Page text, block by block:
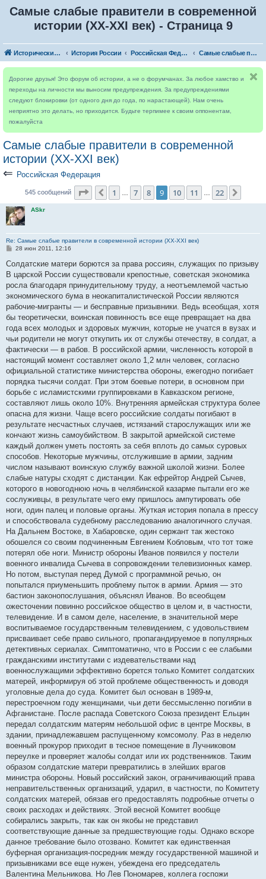
Самые слабые правители в современной
истории (XX-XXI век) - Страница 9
Исторический форум История России Российская Федерация Самые слабые правители в современной истории (XX-XXI век)
Дорогие друзья! Это форум об истории, а не о форумчанах. За любое хамство и
переходы на личности мы выносим предупреждения. За предупреждениями
следуют блокировки (от одного дня до года, по нарастающей). Нам очень
неприятно это делать, но приходится. Будьте терпимее к своим оппонентам,
пожалуйста
Самые слабые правители в современной
истории (XX-XXI век)
⇐ Российская Федерация
545 сообщений Страница из 22
Пред.
1 7 8 9 10 11 22
ASkr
Re: Самые слабые правители в современной истории (XX-XXI век)
С
о
щ
е
и
е
28 июн 2011, 12:16
Солдатские матери борются за права россиян, служащих по призыву
В царской России существовали крепостные, советская экономика
росла благодаря принудительному труду, а неотъемлемой частью
экономического бума в неокапиталистической России являются
рабочие-мигранты — и бесправные призывники. Ведь всеобщая, хотя
бы теоретически, воинская повинность все еще превращает на два
года всех молодых и здоровых мужчин, которые не учатся в вузах и
чьи родители не могут откупить их от службы отечеству, в солдат, а
фактически — в рабов. В российской армии, численность которой в
настоящий момент составляет около 1,2 млн человек, согласно
официальной статистике министерства обороны, ежегодно погибает
порядка тысячи солдат. При этом боевые потери, в основном при
борьбе с исламистскими группировками в Кавказском регионе,
составляют лишь около 10%. Внутренняя армейская структура более
опасна для жизни. Чаще всего российские солдаты погибают в
результате несчастных случаев, истязаний старослужащих или же
кончают жизнь самоубийством. В закрытой армейской системе
каждый должен уметь постоять за себя вплоть до самых суровых
способов. Некоторые мужчины, отслужившие в армии, задним
числом называют воинскую службу важной школой жизни. Более
слабые натуры сходят с дистанции. Как ефрейтор Андрей Сычев,
которого в новогоднюю ночь в челябинской казарме пытали его же
сослуживцы, в результате чего ему пришлось ампутировать обе
ноги, один палец и половые органы. Жуткая история попала в прессу
и способствовала судебному расследованию аналогичного случая.
На Дальнем Востоке, в Хабаровске, один сержант так жестоко
обошелся со своим подчиненным Евгением Кобловым, что тот тоже
потерял обе ноги. Министр обороны Иванов появился у постели
военного инвалида Сычева в сопровождении телевизионных камер.
Но потом, выступая перед Думой с программной речью, он
попытался приуменьшить проблему пыток в армии. Армия — это
бастион законопослушания, объяснял Иванов. Во всеобщем
ожесточении повинно российское общество в целом и, в частности,
телевидение. И в самом деле, население, в значительной мере
воспитываемое государственным телевидением, с удовольствием
присваивает себе право сильного, пропагандируемое в популярных
детективных сериалах. Симптоматично, что в России с ее слабыми
гражданскими институтами с издевательствами над
военнослужащими эффективно борется только Комитет солдатских
матерей, информируя об этой проблеме общественность и доводя
уголовные дела до суда. Комитет был основан в 1989-м,
перестроечном году женщинами, чьи дети бессмысленно погибли в
Афганистане. После распада Советского Союза президент Ельцин
передал солдатским матерям небольшой офис в центре Москвы, в
здании, принадлежавшем распущенному комсомолу. Раз в неделю
военный прокурор приходит в тесное помещение в Лучниковом
переулке и проверяет жалобы солдат или их родственников. Таким
образом солдатские матери превратились в злейших врагов
министра обороны. Новый российский закон, ограничивающий права
неправительственных организаций, ударил, в частности, по Комитету
солдатских матерей, обязав его предоставлять подробные отчеты о
своих расходах и действиях. Этой весной Комитет вообще
собирались закрыть, так как он якобы не представил
соответствующие данные за предшествующие годы. Однако вскоре
данное требование было отозвано. Комитет как единственная
буферная организация-посредник между государственной машиной и
призывниками все еще нужен, убеждена его председатель
Валентина Мельникова. Но Лев Пономарев, коллега госпожи